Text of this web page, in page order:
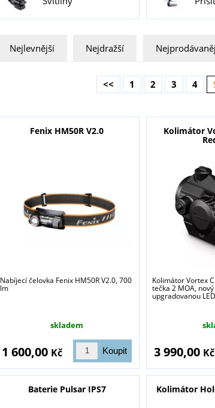
Nejlevnější Nejdražší
<< 1 2 3 4
Fenix HM50R V2.0
Nabíjecí čelovka Fenix HM50R V2.0, 700
lm
skladem
1 600,00 Kč
Kolimátor
Kolimátor Vortex
tečka 2 MOA,
upgradovanou
3 990,00 Kč
Baterie Pulsar IPS7 Kolimátor